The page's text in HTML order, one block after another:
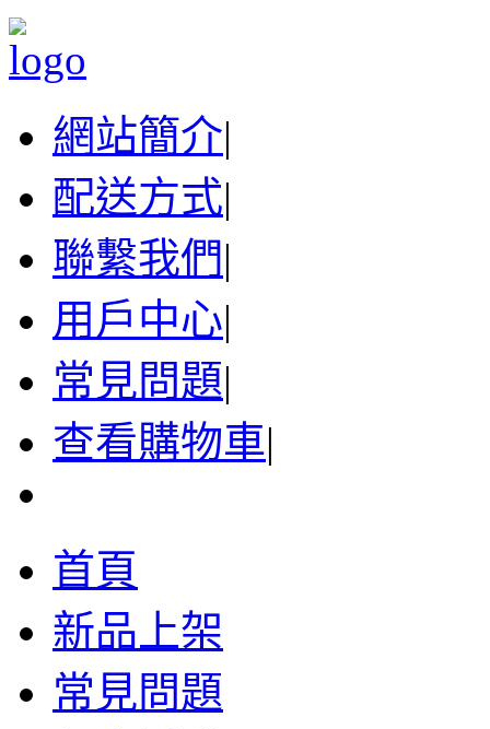
網站簡介|
配送方式|
聯繫我們|
用戶中心|
常見問題|
查看購物車|
首頁
新品上架
常見問題